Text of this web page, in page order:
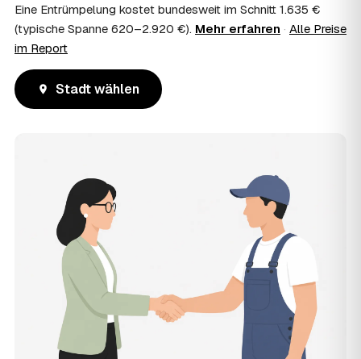
Eine Entrümpelung kostet bundesweit im Schnitt 1.635 €
(typische Spanne 620–2.920 €). Mehr erfahren · Alle Preise
im Report
Stadt wählen